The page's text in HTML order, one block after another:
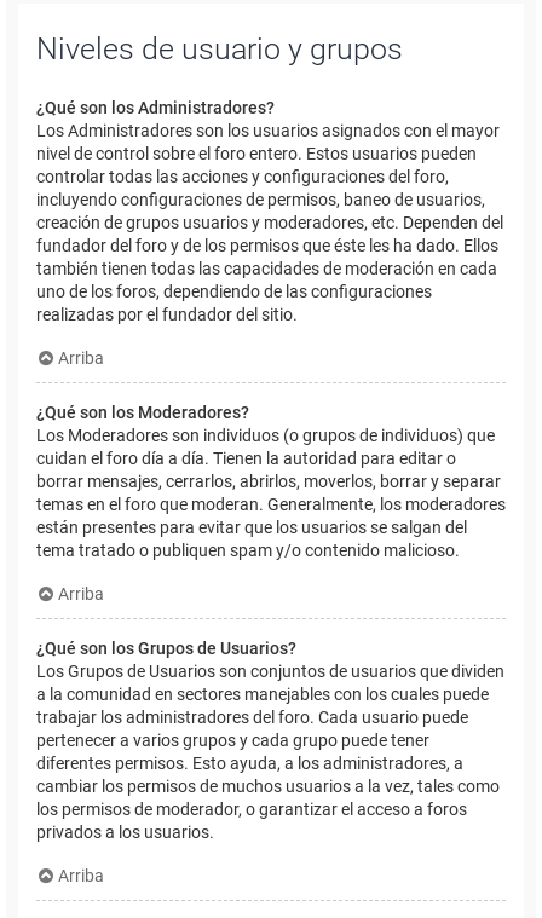
Niveles de usuario y grupos
¿Qué son los Administradores?
Los Administradores son los usuarios asignados con el mayor
nivel de control sobre el foro entero. Estos usuarios pueden
controlar todas las acciones y configuraciones del foro,
incluyendo configuraciones de permisos, baneo de usuarios,
creación de grupos usuarios y moderadores, etc. Dependen del
fundador del foro y de los permisos que éste les ha dado. Ellos
también tienen todas las capacidades de moderación en cada
uno de los foros, dependiendo de las configuraciones
realizadas por el fundador del sitio.
Arriba
¿Qué son los Moderadores?
Los Moderadores son individuos (o grupos de individuos) que
cuidan el foro día a día. Tienen la autoridad para editar o
borrar mensajes, cerrarlos, abrirlos, moverlos, borrar y separar
temas en el foro que moderan. Generalmente, los moderadores
están presentes para evitar que los usuarios se salgan del
tema tratado o publiquen spam y/o contenido malicioso.
Arriba
¿Qué son los Grupos de Usuarios?
Los Grupos de Usuarios son conjuntos de usuarios que dividen
a la comunidad en sectores manejables con los cuales puede
trabajar los administradores del foro. Cada usuario puede
pertenecer a varios grupos y cada grupo puede tener
diferentes permisos. Esto ayuda, a los administradores, a
cambiar los permisos de muchos usuarios a la vez, tales como
los permisos de moderador, o garantizar el acceso a foros
privados a los usuarios.
Arriba